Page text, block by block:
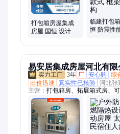
打包箱房屋集成
房屋 国恒 设计优
临建打包
恒 防震性
易安居集成房屋河北有限
3年 厂 安心购 综
出价迅速
真实性已核验 河北张
主营： 打包箱房、拓展箱式房、
屋、集成房屋、折叠集装箱房、
舱、太空舱